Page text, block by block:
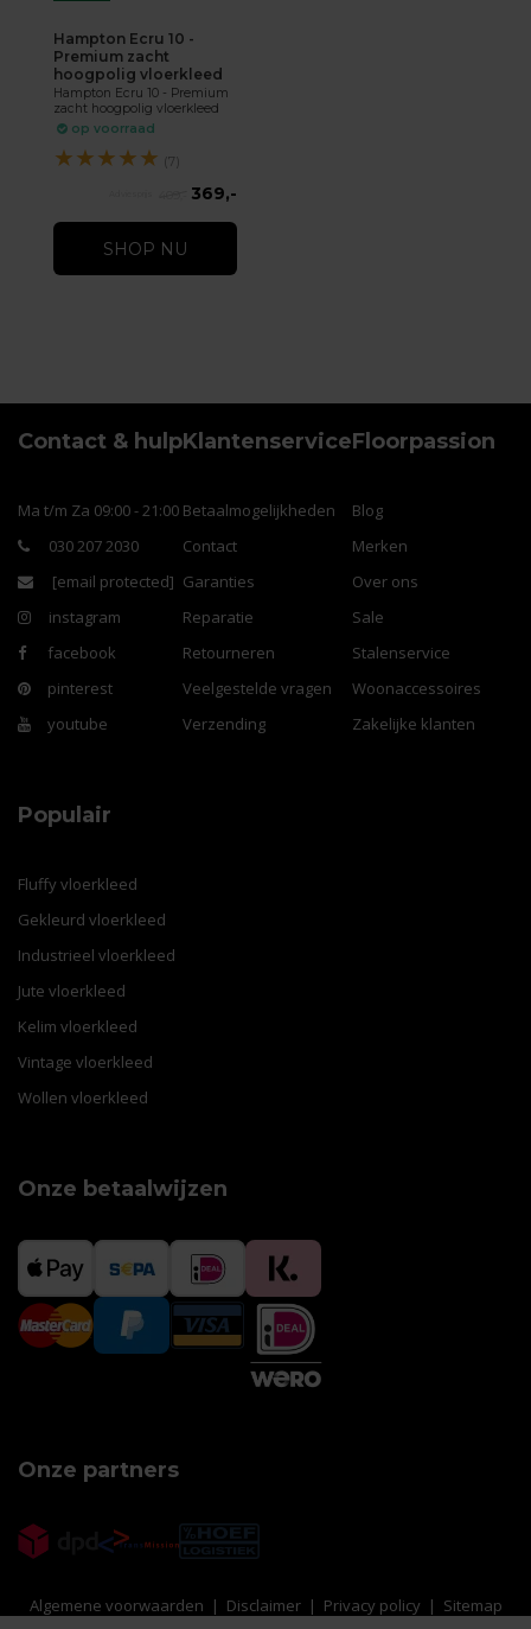
Hampton Ecru 10 -
Premium zacht
hoogpolig vloerkleed
Hampton Ecru 10 - Premium
zacht hoogpolig vloerkleed
op voorraad
★★★★★ (7)
369,-
SHOP NU
Contact & hulp
Ma t/m Za 09:00 - 21:00
030 207 2030
[email protected]
instagram
facebook
pinterest
youtube
Klantenservice
Betaalmogelijkheden
Contact
Garanties
Reparatie
Retourneren
Veelgestelde vragen
Verzending
Floorpassion
Blog
Merken
Over ons
Sale
Stalenservice
Woonaccessoires
Zakelijke klanten
Populair
Fluffy vloerkleed
Gekleurd vloerkleed
Industrieel vloerkleed
Jute vloerkleed
Kelim vloerkleed
Vintage vloerkleed
Wollen vloerkleed
Onze betaalwijzen
Onze partners
Algemene voorwaarden | Disclaimer| Privacy policy | Sitemap